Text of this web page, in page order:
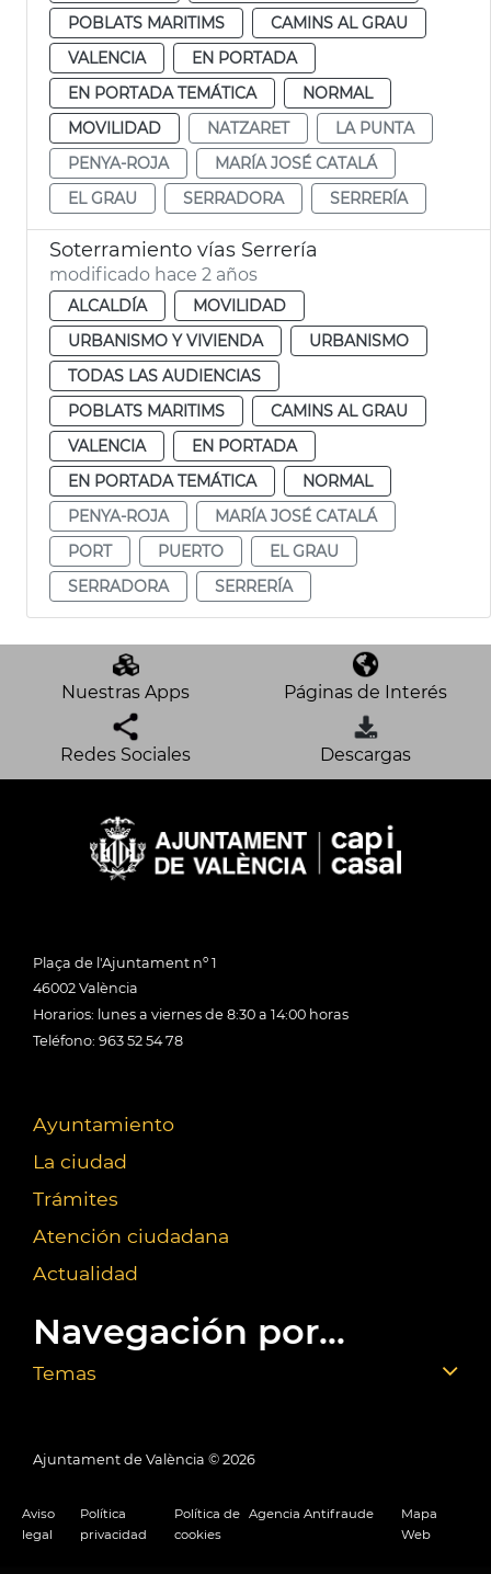
POBLATS MARITIMS
CAMINS AL GRAU
VALENCIA
EN PORTADA
EN PORTADA TEMÁTICA
NORMAL
MOVILIDAD
NATZARET
LA PUNTA
PENYA-ROJA
MARÍA JOSÉ CATALÁ
EL GRAU
SERRADORA SERRERÍA
Soterramiento vías Serrería
modificado hace 2 años
ALCALDÍA
MOVILIDAD
URBANISMO Y VIVIENDA
URBANISMO
TODAS LAS AUDIENCIAS
POBLATS MARITIMS
CAMINS AL GRAU
VALENCIA
EN PORTADA
EN PORTADA TEMÁTICA
NORMAL
PENYA-ROJA
MARÍA JOSÉ CATALÁ
PORT
PUERTO
EL GRAU
SERRADORA
SERRERÍA
Nuestras Apps Páginas de Interés
Redes Sociales Descargas
Plaça de l'Ajuntament nº 1
46002 València
Horarios: lunes a viernes de 8:30 a 14:00 horas
Teléfono: 963 52 54 78
Ayuntamiento
La ciudad
Trámites
Atención ciudadana
Actualidad
Navegación por...
Temas
Ajuntament de València © 2026
Aviso
legal
Política
privacidad
Política de
cookies
Agencia Antifraude
Mapa
Web